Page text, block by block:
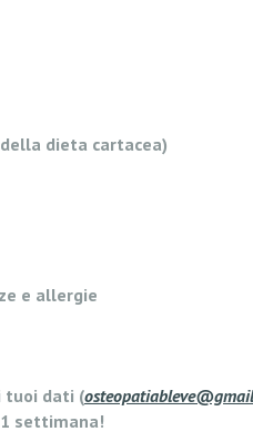
dieta cartacea)
e allergie
tuoi dati (
settimana!